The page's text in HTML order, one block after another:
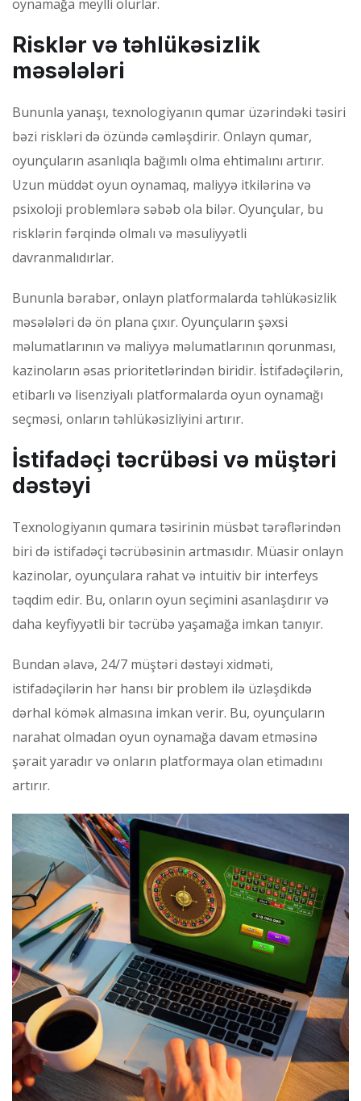
oynamağa meylli olurlar.
Risklər və təhlükəsizlik
məsələləri
Bununla yanaşı, texnologiyanın qumar üzərindəki təsiri
bəzi riskləri də özündə cəmləşdirir. Onlayn qumar,
oyunçuların asanlıqla bağımlı olma ehtimalını artırır.
Uzun müddət oyun oynamaq, maliyyə itkilərinə və
psixoloji problemlərə səbəb ola bilər. Oyunçular, bu
risklərin fərqində olmalı və məsuliyyətli
davranmalıdırlar.
Bununla bərabər, onlayn platformalarda təhlükəsizlik
məsələləri də ön plana çıxır. Oyunçuların şəxsi
məlumatlarının və maliyyə məlumatlarının qorunması,
kazinoların əsas prioritetlərindən biridir. İstifadəçilərin,
etibarlı və lisenziyalı platformalarda oyun oynamağı
seçməsi, onların təhlükəsizliyini artırır.
İstifadəçi təcrübəsi və müştəri
dəstəyi
Texnologiyanın qumara təsirinin müsbət tərəflərindən
biri də istifadəçi təcrübəsinin artmasıdır. Müasir onlayn
kazinolar, oyunçulara rahat və intuitiv bir interfeys
təqdim edir. Bu, onların oyun seçimini asanlaşdırır və
daha keyfiyyətli bir təcrübə yaşamağa imkan tanıyır.
Bundan əlavə, 24/7 müştəri dəstəyi xidməti,
istifadəçilərin hər hansı bir problem ilə üzləşdikdə
dərhal kömək almasına imkan verir. Bu, oyunçuların
narahat olmadan oyun oynamağa davam etməsinə
şərait yaradır və onların platformaya olan etimadını
artırır.